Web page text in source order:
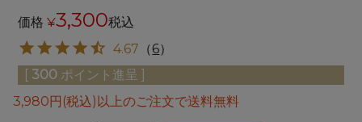
価格 ¥3,300税込
4.67 （6）
[ 300 ポイント進呈 ]
3,980円(税込)以上のご注文で送料無料